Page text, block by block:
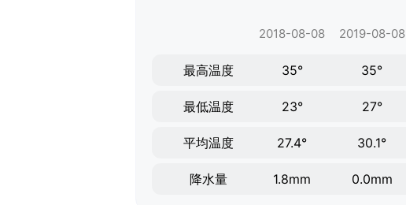
2018-08-08 2019-08-08
最高温度 35° 35°
最低温度 23° 27°
平均温度 27.4° 30.1°
降水量 1.8mm 0.0mm